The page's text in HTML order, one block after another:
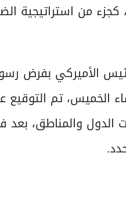
كجزء من استراتيجية
الأميركي بفرض
الخميس، تم التوقيع
واردات من عشرات الدول